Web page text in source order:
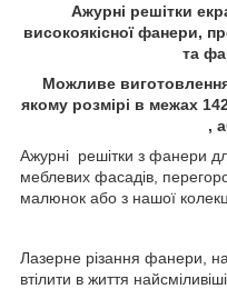
Ажурні решітки
високоякісної фанери,
та
Можливе
якому розмірі в межах
,
Ажурні решітки з фанери
меблевих фасадів,
малюнок або з нашої
Лазерне різання фанери,
втілити в життя